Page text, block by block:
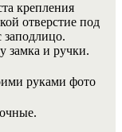
крепления
отверстие под
замка и ручки.